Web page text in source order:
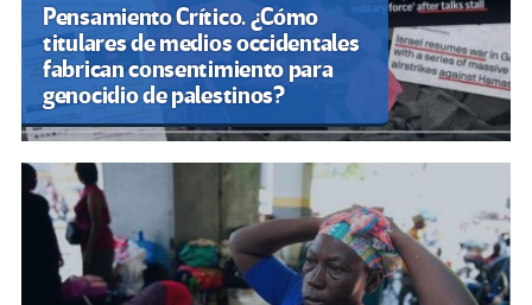
Pensamiento Crítico. ¿Cómo
titulares de medios occidentales
fabrican consentimiento para
genocidio de palestinos?